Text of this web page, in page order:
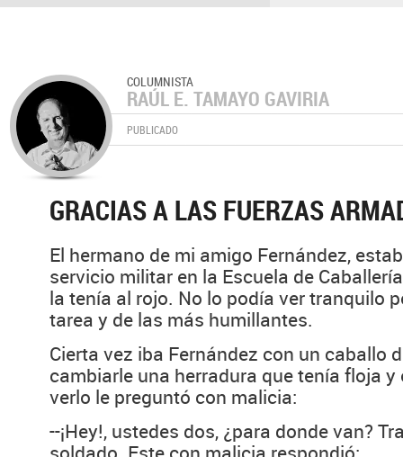
COLUMNISTA
RAÚL E. TAMAYO GAVIRIA
PUBLICADO
GRACIAS A LAS FUERZAS
El hermano de mi amigo Fernández,
servicio militar en la Escuela de
la tenía al rojo. No lo podía ver tranquilo
tarea y de las más humillantes.
Cierta vez iba Fernández con un caballo
cambiarle una herradura que tenía floja
verlo le preguntó con malicia:
--¡Hey!, ustedes dos, ¿para donde van?